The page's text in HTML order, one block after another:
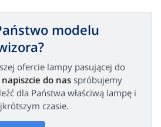
modelu
ofercie lampy pasującej do
napiszcie do nas spróbujemy
dla Państwa właściwą lampę i
czasie.